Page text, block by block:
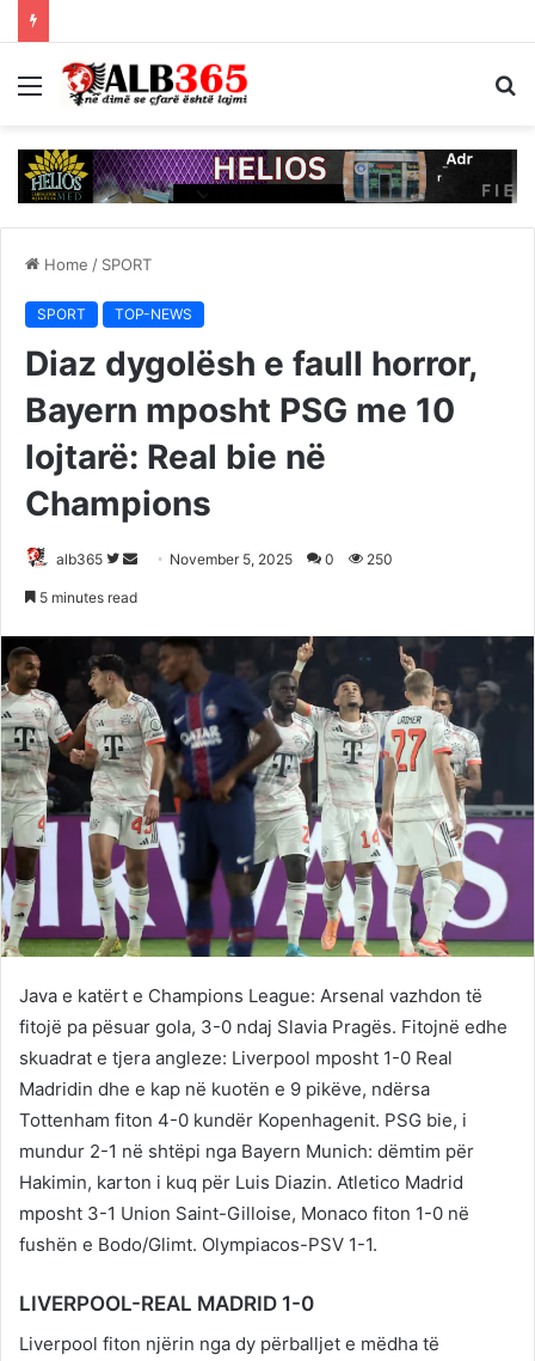
Menu
Home / SPORT
SPORT TOP-NEWS
Diaz dygolësh e faull horror,
Bayern mposht PSG me 10
lojtarë: Real bie në
Champions
alb365
Follow
Send November 5, 2025 0 250
5 minutes read
Java e katërt e Champions League: Arsenal vazhdon të
fitojë pa pësuar gola, 3-0 ndaj Slavia Pragës. Fitojnë edhe
skuadrat e tjera angleze: Liverpool mposht 1-0 Real
Madridin dhe e kap në kuotën e 9 pikëve, ndërsa
Tottenham fiton 4-0 kundër Kopenhagenit. PSG bie, i
mundur 2-1 në shtëpi nga Bayern Munich: dëmtim për
Hakimin, karton i kuq për Luis Diazin. Atletico Madrid
mposht 3-1 Union Saint-Gilloise, Monaco fiton 1-0 në
fushën e Bodo/Glimt. Olympiacos-PSV 1-1.
LIVERPOOL-REAL MADRID 1-0
Liverpool fiton njërin nga dy përballjet e mëdha të